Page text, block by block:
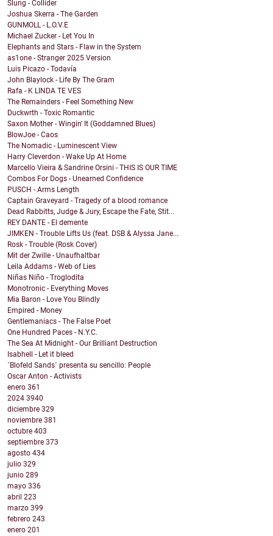
Slung - Collider
Joshua Skerra - The Garden
GUNMOLL - L.O.V.E
Michael Zucker - Let You In
Elephants and Stars - Flaw in the System
as1one - Stranger 2025 Version
Luis Picazo - Todavía
John Blaylock - Life By The Gram
Rafa - K LINDA TE VES
The Remainders - Feel Something New
Duckwrth - Toxic Romantic
Saxon Mother - Wingin' It (Goddamned Blues)
BlowJoe - Caos
The Nomadic - Luminescent View
Harry Cleverdon - Wake Up At Home
Marcello Vieira & Sandrine Orsini - THIS IS OUR TIME
Combos For Dogs - Unearned Confidence
PUSCH - Arms Length
Captain Graveyard - Tragedy of a blood romance
Dead Rabbitts, Judge & Jury, Escape the Fate, Stit...
REY DANTE - El demente
JIMKEN - Trouble Lifts Us (feat. DSB & Alyssa Jane...
Rosk - Trouble (Rosk Cover)
Mit der Zwille - Unaufhaltbar
Leila Addams - Web of Lies
Niñas Niño - Troglodita
Monotronic - Everything Moves
Mia Baron - Love You Blindly
Empired - Money
Gentlemaniacs - The False Poet
One Hundred Paces - N.Y.C.
The Sea At Midnight - Our Brilliant Destruction
Isabhell - Let it bleed
´Blofeld Sands´ presenta su sencillo: People
Oscar Anton - Activists
enero 361
2024 3940
diciembre 329
noviembre 381
octubre 403
septiembre 373
agosto 434
julio 329
junio 289
mayo 336
abril 223
marzo 399
febrero 243
enero 201